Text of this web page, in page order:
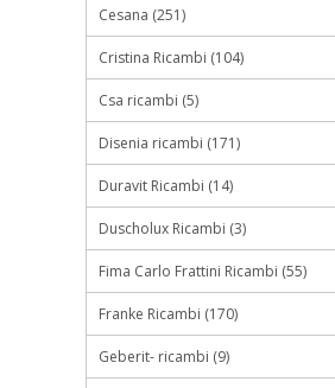
Cesana (251)
Cristina Ricambi (104)
Csa ricambi (5)
Disenia ricambi (171)
Duravit Ricambi (14)
Duscholux Ricambi (3)
Fima Carlo Frattini Ricambi (55)
Franke Ricambi (170)
Geberit- ricambi (9)